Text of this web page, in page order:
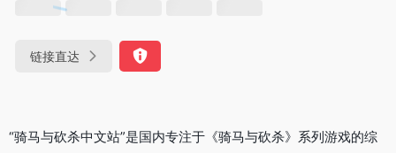
链接直达
“骑马与砍杀中文站”是国内专注于《骑马与砍杀》系列游戏的综